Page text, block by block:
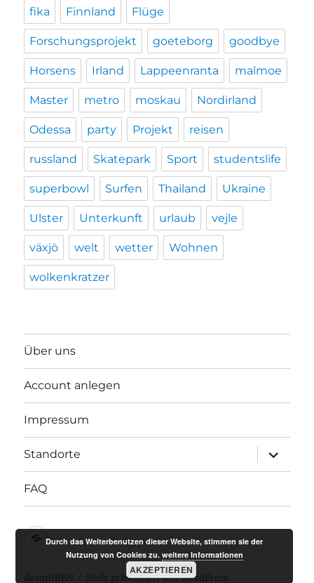
fika Finnland Flüge
Forschungsprojekt goeteborg goodbye
Horsens Irland Lappeenranta malmoe
Master metro moskau Nordirland
Odessa party Projekt reisen
russland Skatepark Sport studentslife
superbowl Surfen Thailand Ukraine
Ulster Unterkunft urlaub vejle
växjö welt wetter Wohnen
wolkenkratzer
Über uns
Account anlegen
Impressum
Standorte
anzeigen
FAQ
Impressum
Stolz präsentiert von WordPress
Durch das Weiterbenutzen dieser Website, stimmen sie der
Nutzung von Cookies zu. weitere Informationen
AKZEPTIEREN